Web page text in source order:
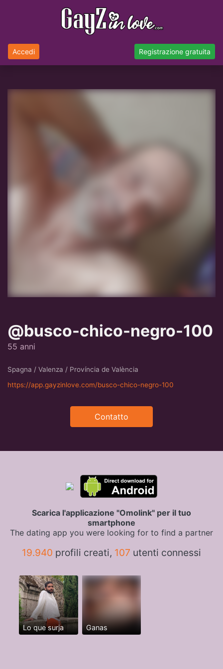
Accedi Registrazione gratuita
@busco-chico-negro-100
55 anni
Spagna / Valenza / Província de València
https://app.gayzinlove.com/busco-chico-negro-100
Contatto
Scarica l'applicazione "Omolink" per il tuo
smartphone
The dating app you were looking for to find a partner
19.940 profili creati, 107 utenti connessi
Lo que surja Ganas